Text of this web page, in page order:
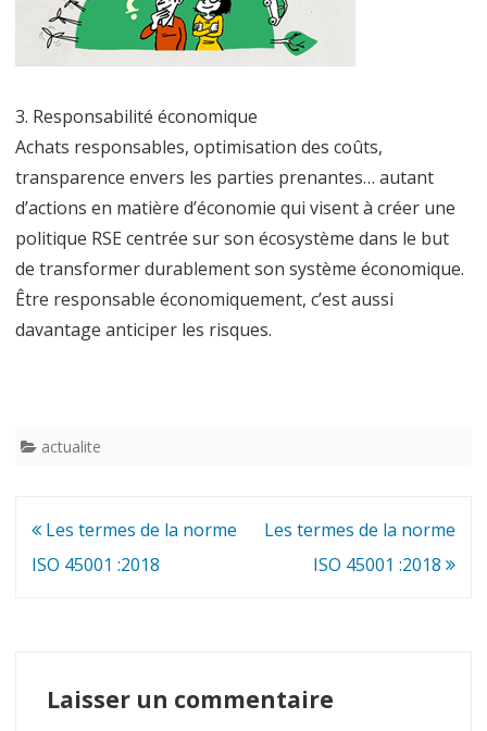
2024
3. Responsabilité économique
Achats responsables, optimisation des coûts,
transparence envers les parties prenantes… autant
d’actions en matière d’économie qui visent à créer une
politique RSE centrée sur son écosystème dans le but
de transformer durablement son système économique.
Être responsable économiquement, c’est aussi
davantage anticiper les risques.
actualite
Navigation
de
Les termes de la norme
ISO 45001 :2018
Les termes de la norme
ISO 45001 :2018
Laisser un commentaire